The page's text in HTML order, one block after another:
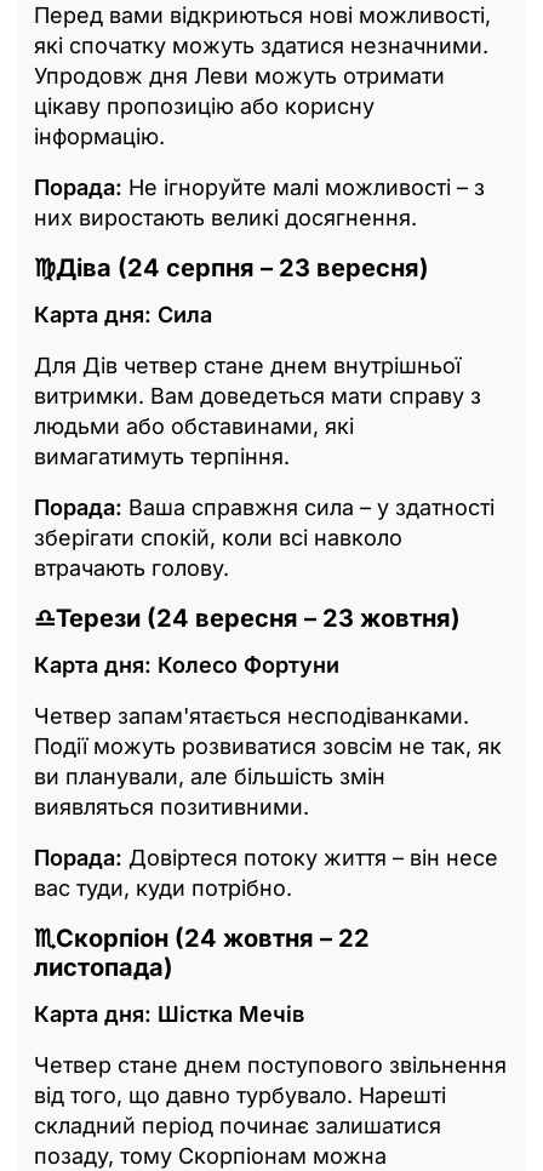
Перед вами відкриються нові можливості,
які спочатку можуть здатися незначними.
Упродовж дня Леви можуть отримати
цікаву пропозицію або корисну
інформацію.
Порада: Не ігноруйте малі можливості – з
них виростають великі досягнення.
♍Діва (24 серпня – 23 вересня)
Карта дня: Сила
Для Дів четвер стане днем внутрішньої
витримки. Вам доведеться мати справу з
людьми або обставинами, які
вимагатимуть терпіння.
Порада: Ваша справжня сила – у здатності
зберігати спокій, коли всі навколо
втрачають голову.
♎Терези (24 вересня – 23 жовтня)
Карта дня: Колесо Фортуни
Четвер запам'ятається несподіванками.
Події можуть розвиватися зовсім не так, як
ви планували, але більшість змін
виявляться позитивними.
Порада: Довіртеся потоку життя – він несе
вас туди, куди потрібно.
♏Скорпіон (24 жовтня – 22
листопада)
Карта дня: Шістка Мечів
Четвер стане днем поступового звільнення
від того, що давно турбувало. Нарешті
складний період починає залишатися
позаду, тому Скорпіонам можна